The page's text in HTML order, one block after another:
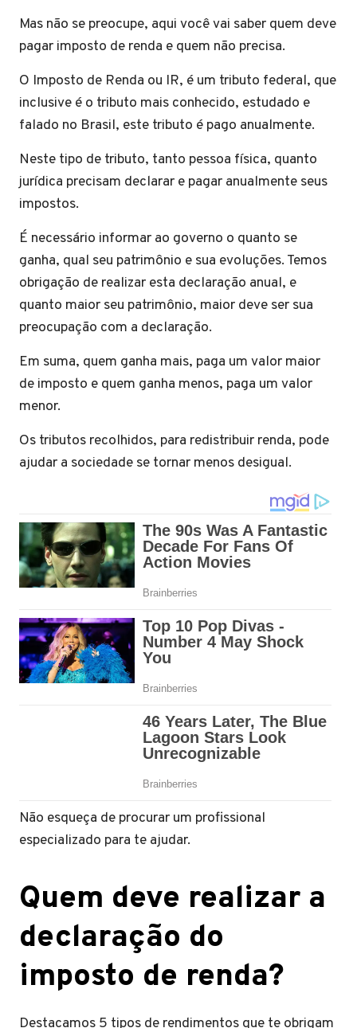
Mas não se preocupe, aqui você vai saber quem deve
pagar imposto de renda e quem não precisa.
O Imposto de Renda ou IR, é um tributo federal, que
inclusive é o tributo mais conhecido, estudado e
falado no Brasil, este tributo é pago anualmente.
Neste tipo de tributo, tanto pessoa física, quanto
jurídica precisam declarar e pagar anualmente seus
impostos.
É necessário informar ao governo o quanto se
ganha, qual seu patrimônio e sua evoluções. Temos
obrigação de realizar esta declaração anual, e
quanto maior seu patrimônio, maior deve ser sua
preocupação com a declaração.
Em suma, quem ganha mais, paga um valor maior
de imposto e quem ganha menos, paga um valor
menor.
Os tributos recolhidos, para redistribuir renda, pode
ajudar a sociedade se tornar menos desigual.
Não esqueça de procurar um profissional
especializado para te ajudar.
Quem deve realizar a
declaração do
imposto de renda?
Destacamos 5 tipos de rendimentos que te obrigam